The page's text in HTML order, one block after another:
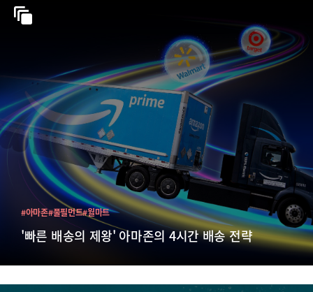
'빠른 배송의 제왕' 아마존의 4시간 배송 전략
#아마존#풀필먼트#월마트